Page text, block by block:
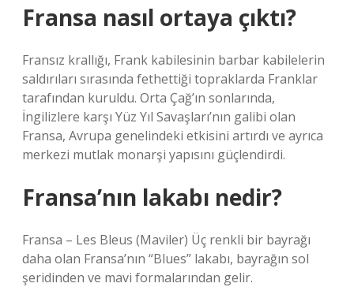
Fransa nasıl ortaya çıktı?
Fransız krallığı, Frank kabilesinin barbar kabilelerin
saldırıları sırasında fethettiği topraklarda Franklar
tarafından kuruldu. Orta Çağ’ın sonlarında,
İngilizlere karşı Yüz Yıl Savaşları’nın galibi olan
Fransa, Avrupa genelindeki etkisini artırdı ve ayrıca
merkezi mutlak monarşi yapısını güçlendirdi.
Fransa’nın lakabı nedir?
Fransa – Les Bleus (Maviler) Üç renkli bir bayrağı
daha olan Fransa’nın “Blues” lakabı, bayrağın sol
şeridinden ve mavi formalarından gelir.